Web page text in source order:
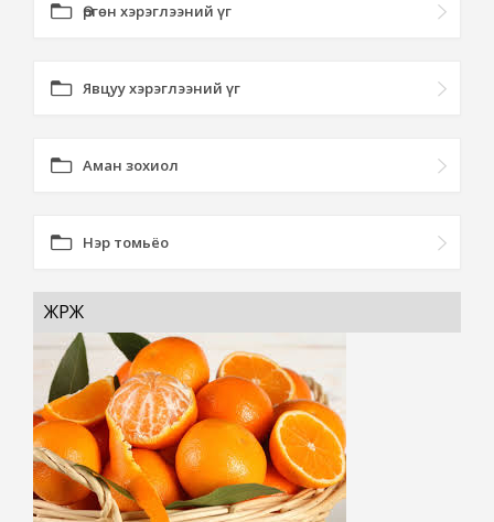
Өргөн хэрэглээний үг
Явцуу хэрэглээний үг
Аман зохиол
Нэр томьёо
ЖҮРЖ